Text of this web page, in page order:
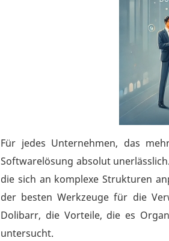
Für jedes Unternehmen, das
Softwarelösung absolut
die sich an komplexe Strukturen
der besten Werkzeuge für die
Dolibarr, die Vorteile, die es
untersucht.